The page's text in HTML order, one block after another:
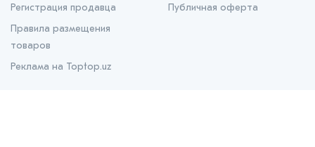
Регистрация продавца
Правила размещения
товаров
Реклама на Toptop.uz
Публичная оферта